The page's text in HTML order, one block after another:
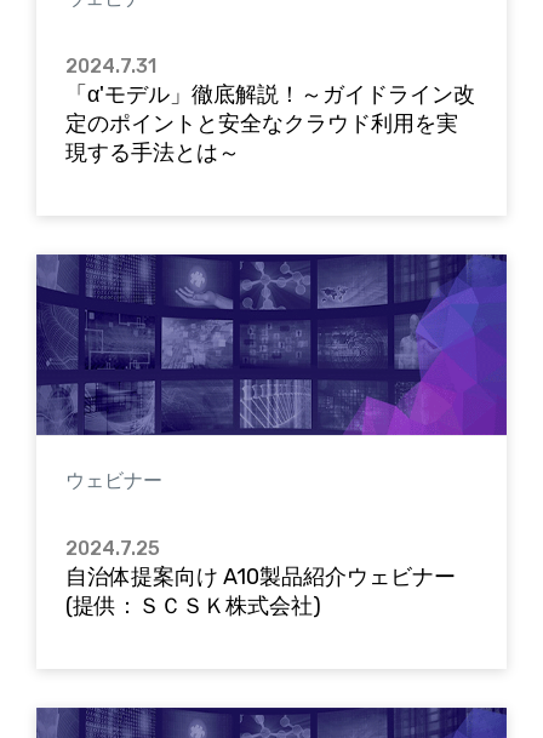
2024.7.31
「α'モデル」徹底解説！～ガイドライン改
定のポイントと安全なクラウド利用を実
現する手法とは～
ウェビナー
2024.7.25
自治体提案向け A10製品紹介ウェビナー
(提供：ＳＣＳＫ株式会社)